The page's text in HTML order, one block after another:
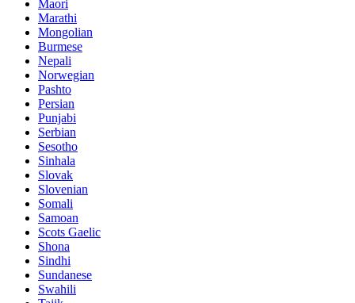
Maori
Marathi
Mongolian
Burmese
Nepali
Norwegian
Pashto
Persian
Punjabi
Serbian
Sesotho
Sinhala
Slovak
Slovenian
Somali
Samoan
Scots Gaelic
Shona
Sindhi
Sundanese
Swahili